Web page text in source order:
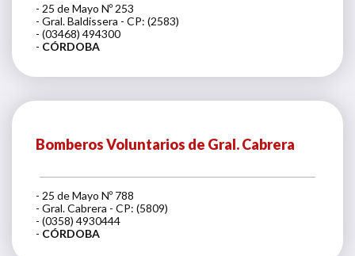
- 25 de Mayo Nº 253
- Gral. Baldissera - CP: (2583)
- (03468) 494300
- CÓRDOBA
Bomberos Voluntarios de Gral. Cabrera
- 25 de Mayo Nº 788
- Gral. Cabrera - CP: (5809)
- (0358) 4930444
- CÓRDOBA